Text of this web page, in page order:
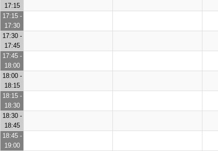
17:15
17:15 -
17:30
17:30 -
17:45
17:45 -
18:00
18:00 -
18:15
18:15 -
18:30
18:30 -
18:45
18:45 -
19:00